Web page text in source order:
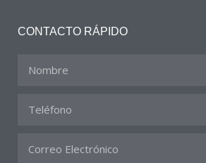
CONTACTO RÁPIDO